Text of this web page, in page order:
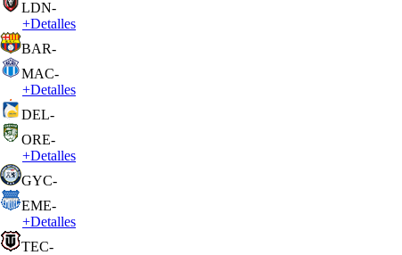
LDN-
+Detalles
BAR-
MAC-
+Detalles
DEL-
ORE-
+Detalles
GYC-
EME-
+Detalles
TEC-